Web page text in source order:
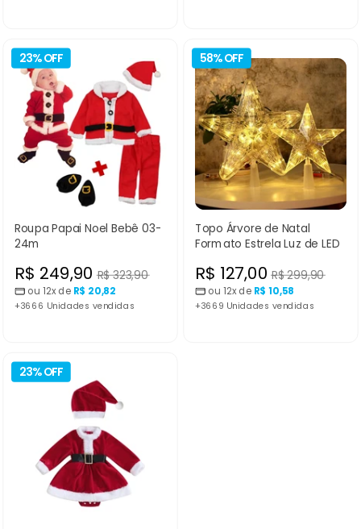
23% OFF
Roupa Papai Noel Bebê 03-
24m
Preço
normal
R$ 323,90
Preço
promocional
R$ 249,90
ou 12x de R$ 20,82
+3666 Unidades vendidas
58% OFF
Topo Árvore de Natal
Formato Estrela Luz de LED
Preço
normal
R$ 299,90
Preço
promocional
R$ 127,00
ou 12x de R$ 10,58
+3669 Unidades vendidas
23% OFF